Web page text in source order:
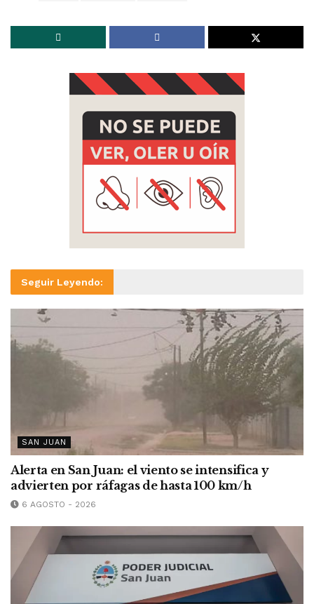
Seguir Leyendo:
SAN JUAN
Alerta en San Juan: el viento se intensifica y
advierten por ráfagas de hasta 100 km/h
6 AGOSTO - 2026